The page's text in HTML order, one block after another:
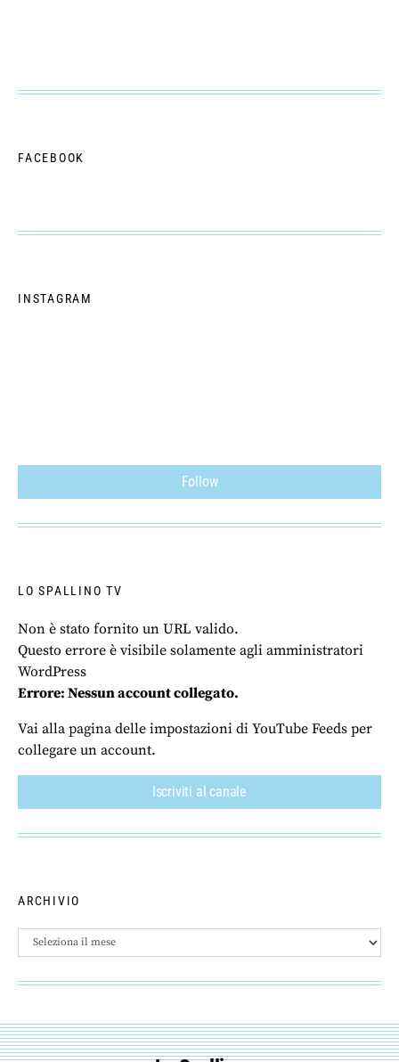
FACEBOOK
INSTAGRAM
Follow
LO SPALLINO TV
Non è stato fornito un URL valido.
Questo errore è visibile solamente agli amministratori
WordPress
Errore: Nessun account collegato.
Vai alla pagina delle impostazioni di YouTube Feeds per
collegare un account.
Iscriviti al canale
ARCHIVIO
Archivio